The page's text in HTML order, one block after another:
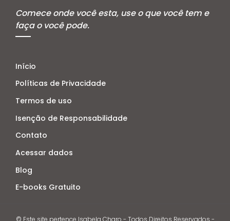
Comece onde você esta, use o que você tem e
faça o você pode.
Início
Políticas de Privacidade
Termos de uso
Isenção de Responsabilidade
Contato
Acessar dados
Blog
E-books Gratuito